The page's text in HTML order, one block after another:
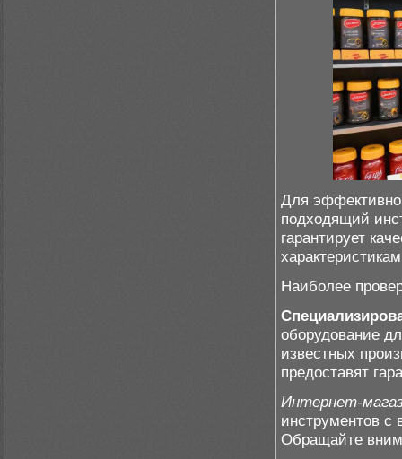
Для
подходящий
гарантирует
Наиболее
оборудование
известных
предоставят
Интернет-
инструментов с
Обращайте